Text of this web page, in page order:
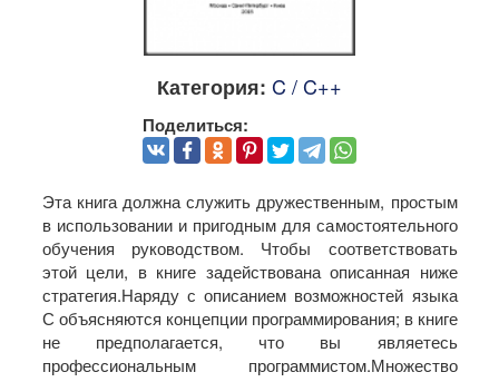
Категория: C / C++
Поделиться:
Эта книга должна служить дружественным, простым
в использовании и пригодным для самостоятельного
обучения руководством. Чтобы соответствовать
этой цели, в книге задействована описанная ниже
стратегия.Наряду с описанием возможностей языка
С объясняются концепции программи­рования; в книге
не предполагается, что вы являетесь
профессиональным про­граммистом.Множество